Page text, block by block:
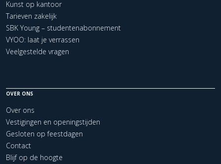
Kunst op kantoor
Tarieven zakelijk
SBK Young – studentenabonnement
VYOO: laat je verrassen
Veelgestelde vragen
OVER ONS
Over ons
Vestigingen en openingstijden
Gesloten op feestdagen
Contact
Blijf op de hoogte